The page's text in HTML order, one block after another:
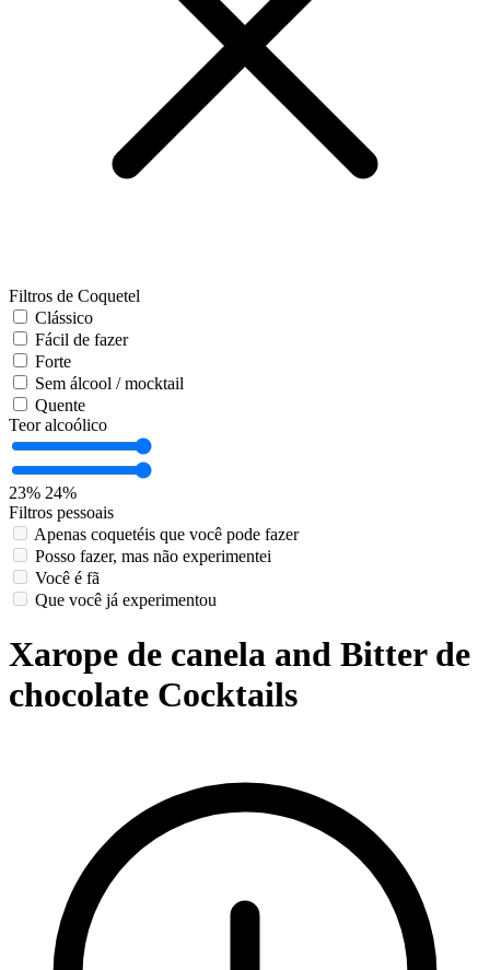
Filtros de Coquetel
Clássico
Fácil de fazer
Forte
Sem álcool / mocktail
Quente
Teor alcoólico
23% 24%
Filtros pessoais
Apenas coquetéis que você pode fazer
Posso fazer, mas não experimentei
Você é fã
Que você já experimentou
Xarope de canela and Bitter de
chocolate Cocktails